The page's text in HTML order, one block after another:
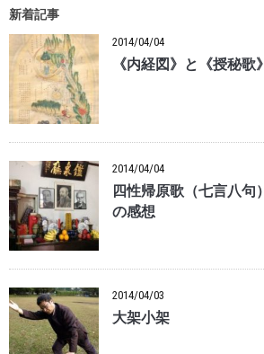
新着記事
2014/04/04
《内経図》と《授秘歌》
2014/04/04
四性帰原歌（七言八句）
の感想
2014/04/03
大架小架